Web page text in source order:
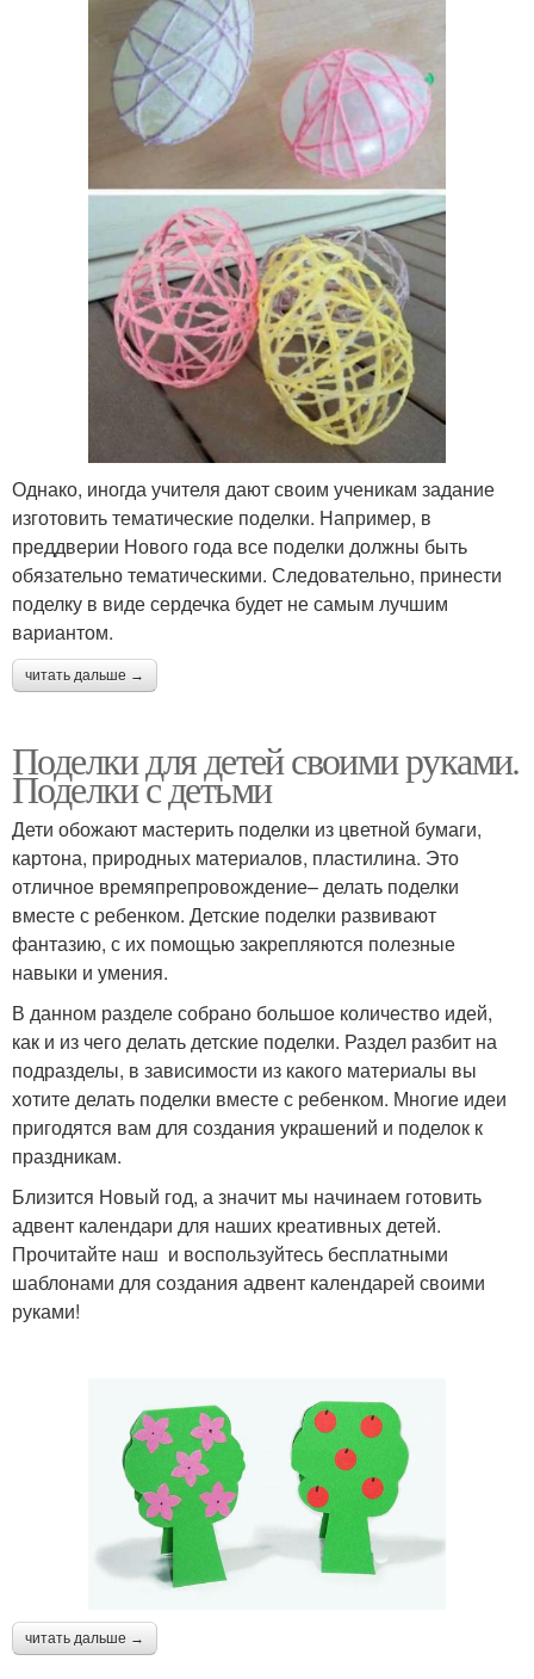
Однако, иногда учителя дают своим ученикам задание
изготовить тематические поделки. Например, в
преддверии Нового года все поделки должны быть
обязательно тематическими. Следовательно, принести
поделку в виде сердечка будет не самым лучшим
вариантом.
читать дальше →
Поделки для детей своими руками.
Поделки с детьми
Дети обожают мастерить поделки из цветной бумаги,
картона, природных материалов, пластилина. Это
отличное времяпрепровождение– делать поделки
вместе с ребенком. Детские поделки развивают
фантазию, с их помощью закрепляются полезные
навыки и умения.
В данном разделе собрано большое количество идей,
как и из чего делать детские поделки. Раздел разбит на
подразделы, в зависимости из какого материалы вы
хотите делать поделки вместе с ребенком. Многие идеи
пригодятся вам для создания украшений и поделок к
праздникам.
Близится Новый год, а значит мы начинаем готовить
адвент календари для наших креативных детей.
Прочитайте наш и воспользуйтесь бесплатными
шаблонами для создания адвент календарей своими
руками!
читать дальше →